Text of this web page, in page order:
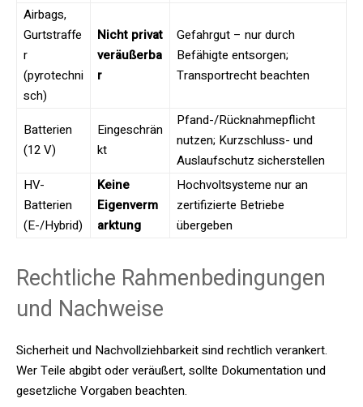
Airbags,
Gurtstraffe
r
(pyrotechni
sch)
Nicht privat
veräußerba
r
Gefahrgut – nur durch
Befähigte entsorgen;
Transportrecht beachten
Batterien
(12 V)
Eingeschrän
kt
Pfand-/Rücknahmepflicht
nutzen; Kurzschluss- und
Auslaufschutz sicherstellen
HV-
Batterien
(E-/Hybrid)
Keine
Eigenverm
arktung
Hochvoltsysteme nur an
zertifizierte Betriebe
übergeben
Rechtliche Rahmenbedingungen
und Nachweise
Sicherheit und Nachvollziehbarkeit sind rechtlich verankert.
Wer Teile abgibt oder veräußert, sollte Dokumentation und
gesetzliche Vorgaben beachten.